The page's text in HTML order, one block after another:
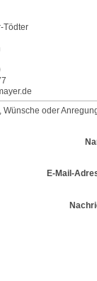
Tödter
Wünsche oder
E-Mail-